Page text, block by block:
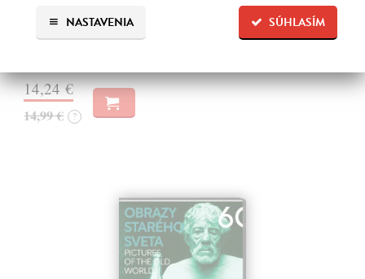
SÚHLASÍM
NASTAVENIA
6 rokov natáčania, 4 kontinenty, 11 desaťročí a tisíce filmov.
Výpravný príbeh o vývoji filmu.
14,24 €
14,99 € ?